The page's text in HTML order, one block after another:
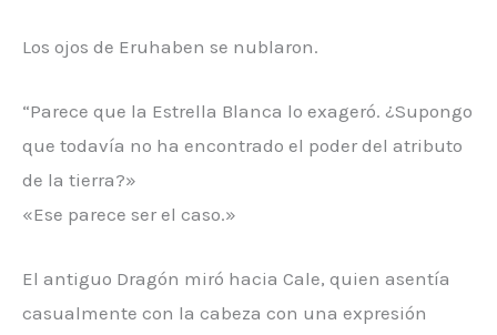
Los ojos de Eruhaben se nublaron.
“Parece que la Estrella Blanca lo exageró. ¿Supongo
que todavía no ha encontrado el poder del atributo
de la tierra?»
«Ese parece ser el caso.»
El antiguo Dragón miró hacia Cale, quien asentía
casualmente con la cabeza con una expresión